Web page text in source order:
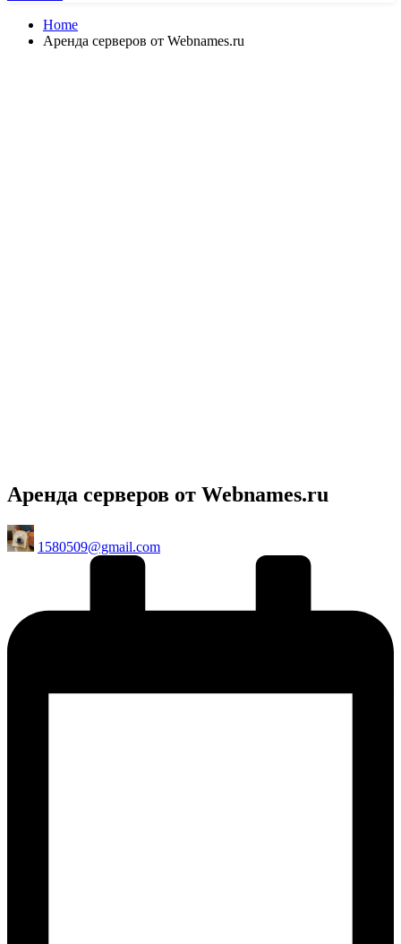
Home
Аренда серверов от Webnames.ru
Аренда серверов от Webnames.ru
Posted
by
1580509@gmail.com